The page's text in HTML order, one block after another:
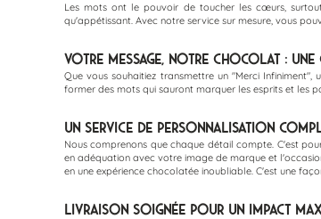
Les mots ont le pouvoir de toucher les cœurs,
qu'appétissant. Avec notre service sur mesure, vous
Votre Message, Notre Chocolat : Une
Que vous souhaitiez transmettre un "Merci
former des mots qui sauront marquer les esprits et les
Un Service de Personnalisation
Nous comprenons que chaque détail compte. C'est
en adéquation avec votre image de marque et
en une expérience chocolatée inoubliable. C'est une
Livraison Soignée pour un Impact